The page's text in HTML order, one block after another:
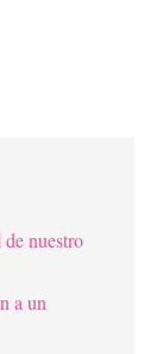
nuestro
a un